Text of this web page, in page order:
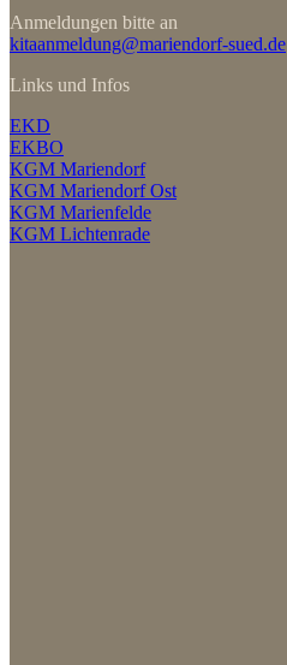
Anmeldungen bitte an
kitaanmeldung@mariendorf-sued.de
Links und Infos
EKD
EKBO
KGM Mariendorf
KGM Mariendorf Ost
KGM Marienfelde
KGM Lichtenrade